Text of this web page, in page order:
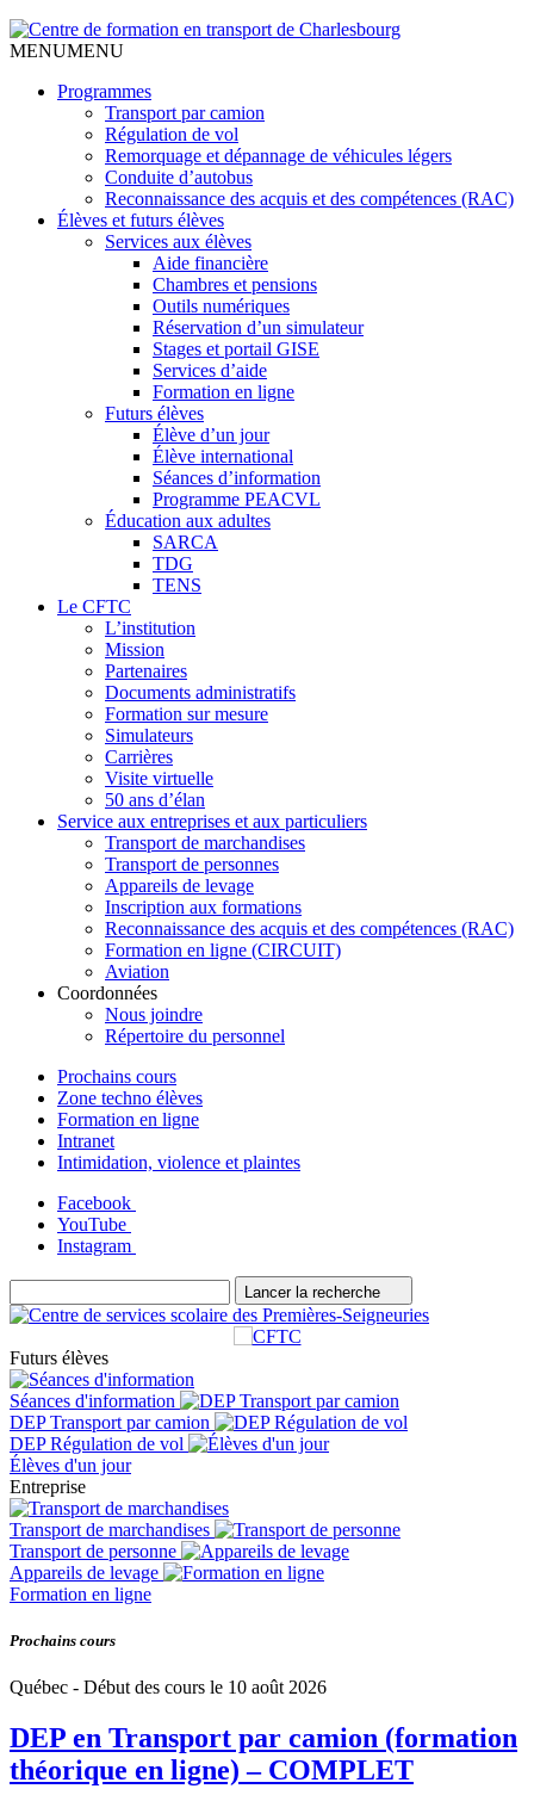
MENUMENU
Programmes
Transport par camion
Régulation de vol
Remorquage et dépannage de véhicules légers
Conduite d’autobus
Reconnaissance des acquis et des compétences (RAC)
Élèves et futurs élèves
Services aux élèves
Aide financière
Chambres et pensions
Outils numériques
Réservation d’un simulateur
Stages et portail GISE
Services d’aide
Formation en ligne
Futurs élèves
Élève d’un jour
Élève international
Séances d’information
Programme PEACVL
Éducation aux adultes
SARCA
TDG
TENS
Le CFTC
L’institution
Mission
Partenaires
Documents administratifs
Formation sur mesure
Simulateurs
Carrières
Visite virtuelle
50 ans d’élan
Service aux entreprises et aux particuliers
Transport de marchandises
Transport de personnes
Appareils de levage
Inscription aux formations
Reconnaissance des acquis et des compétences (RAC)
Formation en ligne (CIRCUIT)
Aviation
Coordonnées
Nous joindre
Répertoire du personnel
Prochains cours
Zone techno élèves
Formation en ligne
Intranet
Intimidation, violence et plaintes
Facebook
YouTube
Instagram
Lancer la recherche
Futurs élèves
Séances d'information
DEP Transport par camion
DEP Régulation de vol
Élèves d'un jour
Entreprise
Transport de marchandises
Transport de personne
Appareils de levage
Formation en ligne
Prochains cours
Québec - Début des cours le 10 août 2026
DEP en Transport par camion (formation
théorique en ligne) – COMPLET